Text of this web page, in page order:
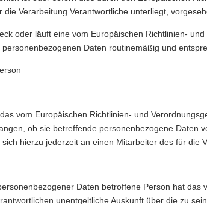
die Verarbeitung Verantwortliche unterliegt,
oder läuft eine vom Europäischen Richtlinien-
Daten routinemäßig und
vom Europäischen Richtlinien- und
ob sie betreffende personenbezogene
hierzu jederzeit an einen Mitarbeiter des für die
Daten betroffene Person hat
unentgeltliche Auskunft über die zu